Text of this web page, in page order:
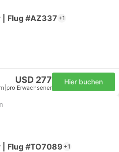
| Flug #AZ337 +1
USD 277
pro Erwachsener
Hier buchen
| Flug #TO7089 +1